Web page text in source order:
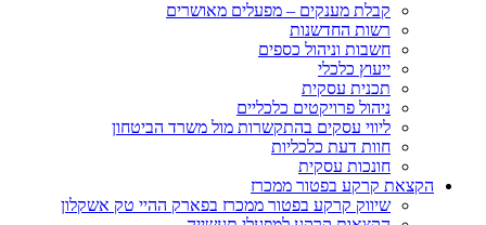
קבלת מענקים – מפעלים מאושרים
רשות החדשנות
חשבות וניהול כספים
ייעוץ כלכלי
תכנית עסקית
ניהול פרויקטים כלכליים
ליווי עסקים בהתקשרות מול משרד הביטחון
חוות דעת כלכליות
חונכות עסקית
הקצאת קרקע בפטור ממכרז
שיווק קרקע בפטור ממכרז בפארק ההיי טק אשקלון